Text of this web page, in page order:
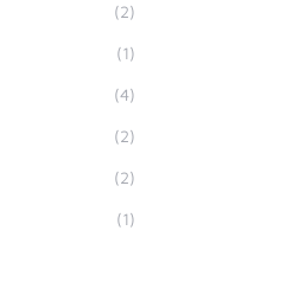
(2)
(1)
(4)
(2)
(2)
(1)